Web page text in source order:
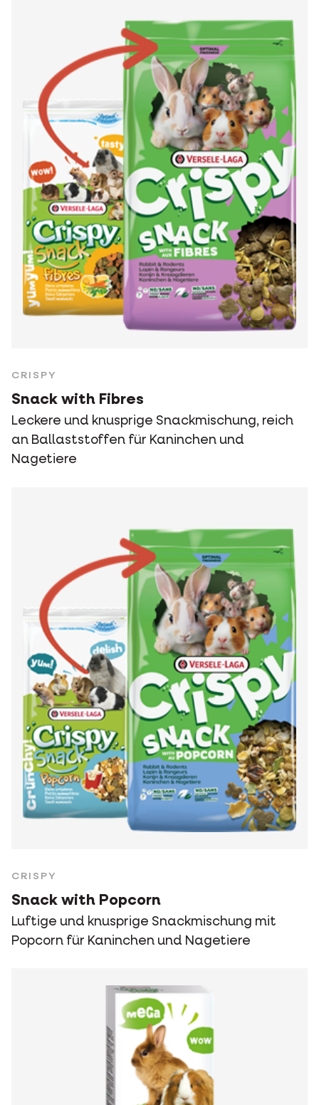
CRISPY
Snack with Fibres
Leckere und knusprige Snackmischung, reich
an Ballaststoffen für Kaninchen und
Nagetiere
CRISPY
Snack with Popcorn
Luftige und knusprige Snackmischung mit
Popcorn für Kaninchen und Nagetiere